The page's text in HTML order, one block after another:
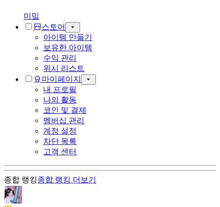
미밐
스토어
아이템 만들기
보유한 아이템
수익 관리
위시 리스트
마이페이지
내 프로필
나의 활동
코인 및 결제
멤버십 관리
계정 설정
차단 목록
고객 센터
종합 랭킹종합 랭킹 더보기